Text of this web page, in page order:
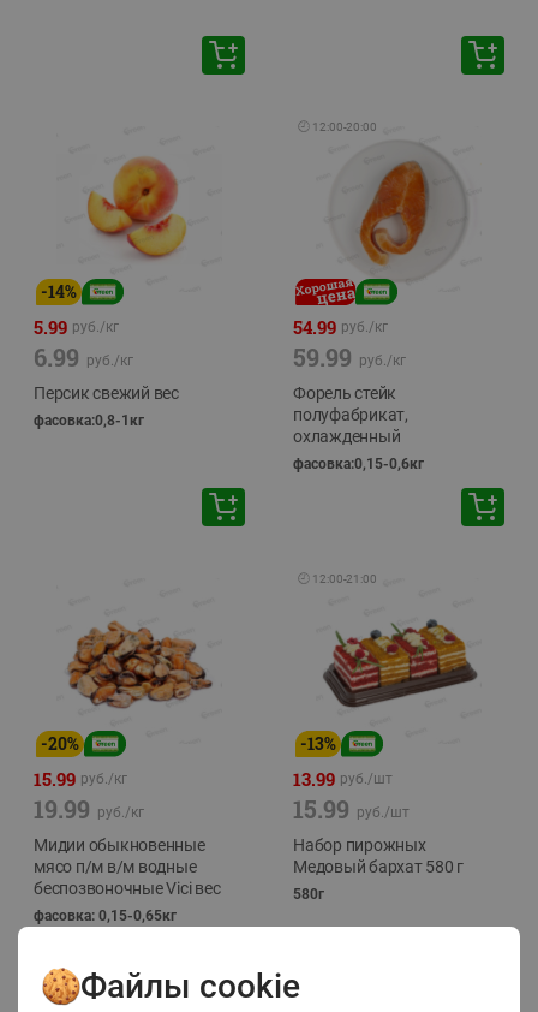
-14%
5.99 руб./кг
6.99 руб./кг
Персик свежий вес
фасовка:0,8-1кг
🕘 12:00-20:00
54.99 руб./кг
59.99 руб./кг
Форель стейк
полуфабрикат,
охлажденный
фасовка:0,15-0,6кг
-20%
15.99 руб./кг
19.99 руб./кг
Мидии обыкновенные
мясо п/м в/м водные
беспозвоночные Vici вес
фасовка: 0,15-0,65кг
🕘 12:00-21:00
-13%
13.99 руб./шт
15.99 руб./шт
Набор пирожных
Медовый бархат 580 г
580г
Файлы cookie